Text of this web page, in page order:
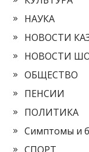
НАУКА
НОВОСТИ
НОВОСТИ
ОБЩЕСТВО
ПЕНСИИ
ПОЛИТИКА
Симптомы и